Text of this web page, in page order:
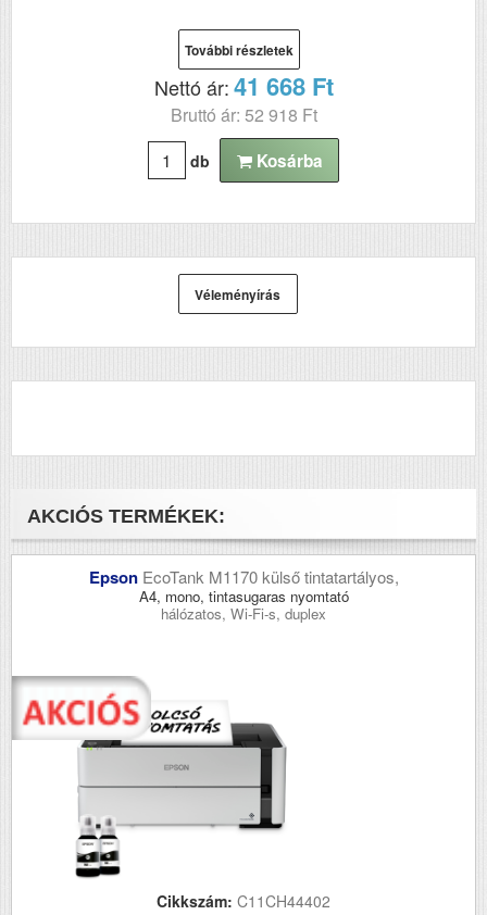
További részletek
Nettó ár:41 668 Ft
Bruttó ár: 52 918 Ft
db Kosárba
Véleményírás
AKCIÓS TERMÉKEK:
Epson EcoTank M1170 külső tintatartályos,
A4, mono, tintasugaras nyomtató
hálózatos, Wi-Fi-s, duplex
Cikkszám: C11CH44402